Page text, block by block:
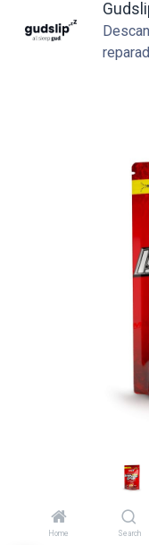
Home Search
Shop